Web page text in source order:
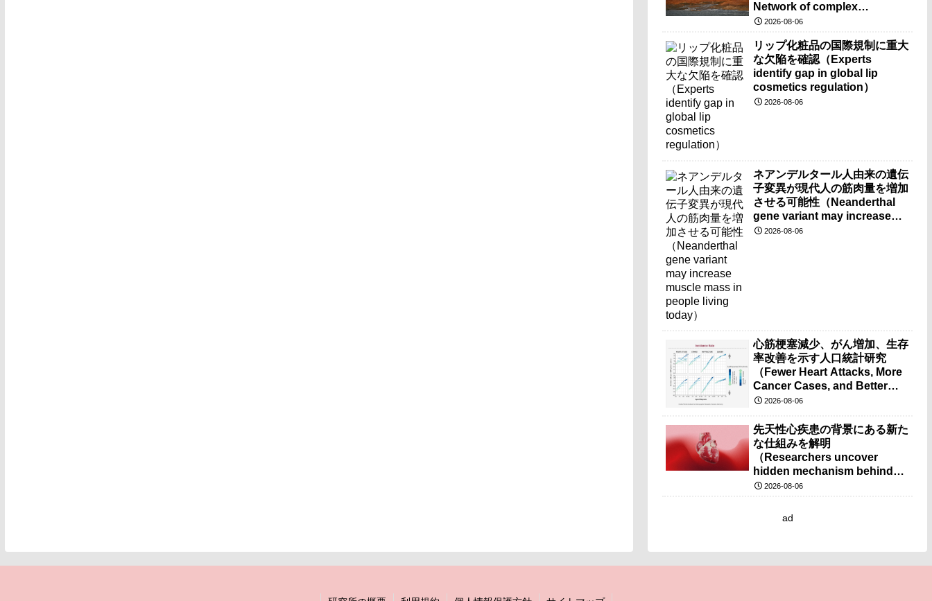
Network of complex
microbes discovered at
2026-08-06
リップ化粧品の国際規制に重大
な欠陥を確認（Experts
identify gap in global lip
cosmetics regulation）
2026-08-06
ネアンデルタール人由来の遺伝
子変異が現代人の筋肉量を増加
させる可能性（Neanderthal
gene variant may increase
muscle mass in people living
2026-08-06
心筋梗塞減少、がん増加、生存
率改善を示す人口統計研究
（Fewer Heart Attacks, More
Cancer Cases, and Better
Survival Chances）
2026-08-06
先天性心疾患の背景にある新た
な仕組みを解明
（Researchers uncover
hidden mechanism behind
congenital heart disease）
2026-08-06
ad